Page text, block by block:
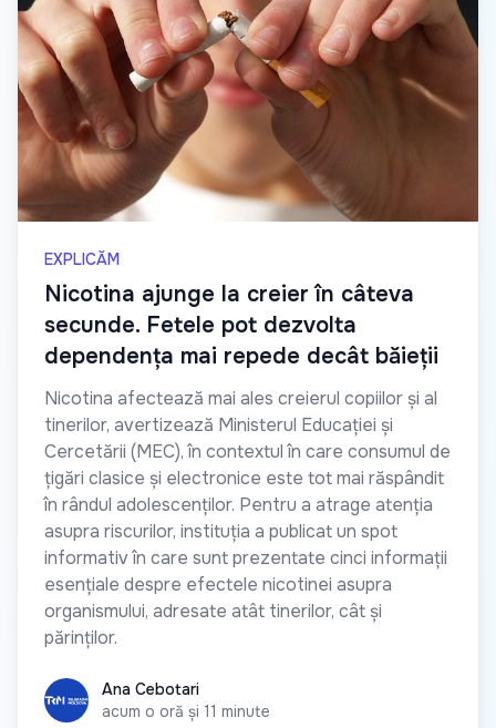
EXPLICĂM
Nicotina ajunge la creier în câteva
secunde. Fetele pot dezvolta
dependența mai repede decât băieții
Nicotina afectează mai ales creierul copiilor și al
tinerilor, avertizează Ministerul Educației și
Cercetării (MEC), în contextul în care consumul de
țigări clasice și electronice este tot mai răspândit
în rândul adolescenților. Pentru a atrage atenția
asupra riscurilor, instituția a publicat un spot
informativ în care sunt prezentate cinci informații
esențiale despre efectele nicotinei asupra
organismului, adresate atât tinerilor, cât și
părinților.
Ana CebotariAna Cebotari
acum o oră și 11 minute